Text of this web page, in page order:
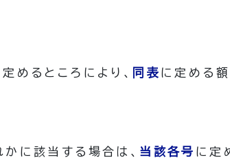
定めるところにより、 同表 に定める
に該当する場合は、 当該各号 に定